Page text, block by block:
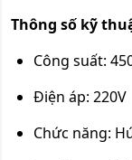
Thông số kỹ
Công suất:
Điện áp: 220V
Chức năng: